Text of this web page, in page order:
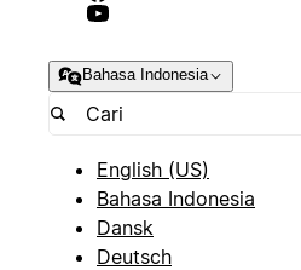
Bahasa Indonesia
English (US)
Bahasa Indonesia
Dansk
Deutsch